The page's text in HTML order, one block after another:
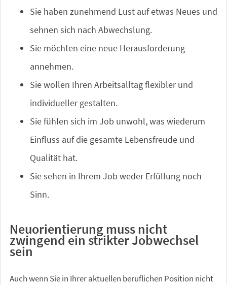
Sie haben zunehmend Lust auf etwas Neues und
sehnen sich nach Abwechslung.
Sie möchten eine neue Herausforderung
annehmen.
Sie wollen Ihren Arbeitsalltag flexibler und
individueller gestalten.
Sie fühlen sich im Job unwohl, was wiederum
Einfluss auf die gesamte Lebensfreude und
Qualität hat.
Sie sehen in Ihrem Job weder Erfüllung noch
Sinn.
Neuorientierung muss nicht
zwingend ein strikter Jobwechsel
sein
Auch wenn Sie in Ihrer aktuellen beruflichen Position nicht